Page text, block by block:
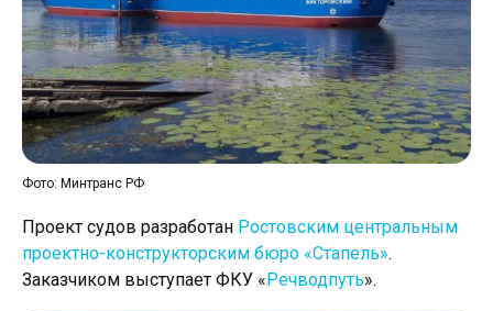
Фото: Минтранс РФ
Проект судов разработан Ростовским центральным
проектно-конструкторским бюро «Стапель».
Заказчиком выступает ФКУ «Речводпуть».